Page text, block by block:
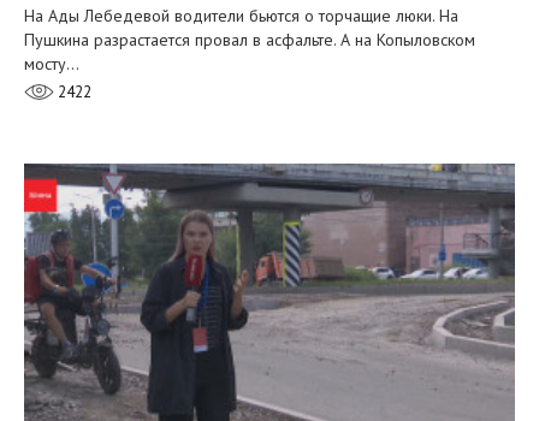
На Ады Лебедевой водители бьются о торчащие люки. На
Пушкина разрастается провал в асфальте. А на Копыловском
мосту…
2422